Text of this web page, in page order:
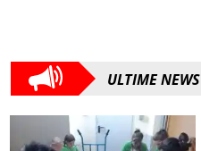
ULTIME NEWS